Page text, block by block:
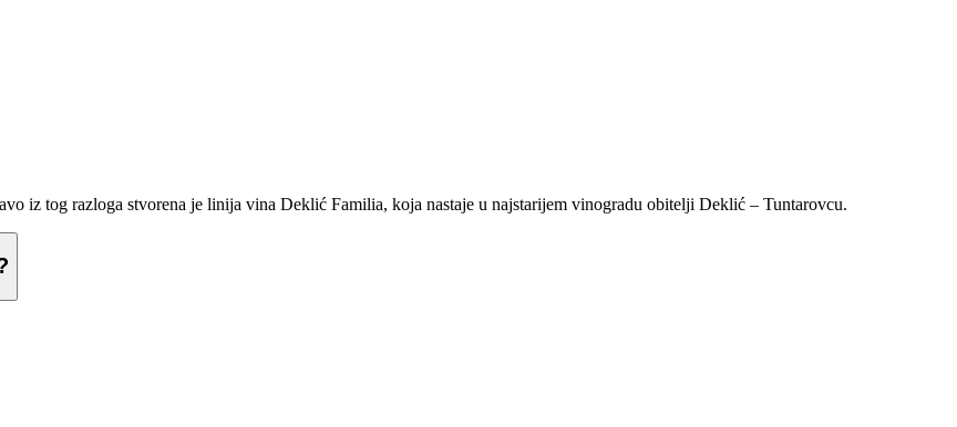
iz tog razloga stvorena je linija vina Deklić Familia, koja nastaje u najstarijem vinogradu obitelji Deklić – Tuntarovcu.